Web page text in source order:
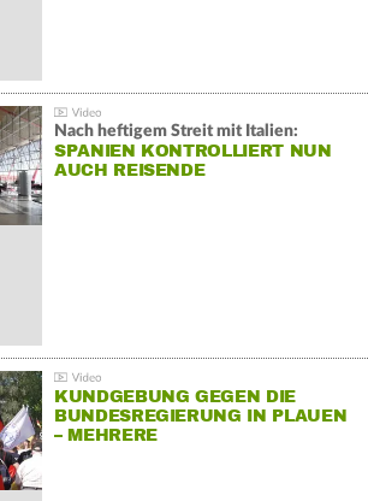
Nach heftigem Streit mit Italien:
SPANIEN KONTROLLIERT NUN
AUCH REISENDE
KUNDGEBUNG GEGEN DIE
BUNDESREGIERUNG IN PLAUEN
– MEHRERE